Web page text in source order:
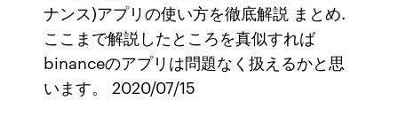
ナンス)アプリの使い方を徹底解説 まとめ.
ここまで解説したところを真似すれば
binanceのアプリは問題なく扱えるかと思
います。 2020/07/15